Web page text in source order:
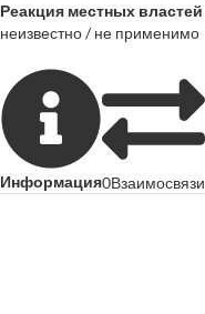
Реакция местных властей
неизвестно / не применимо
Информация0Взаимосвязи